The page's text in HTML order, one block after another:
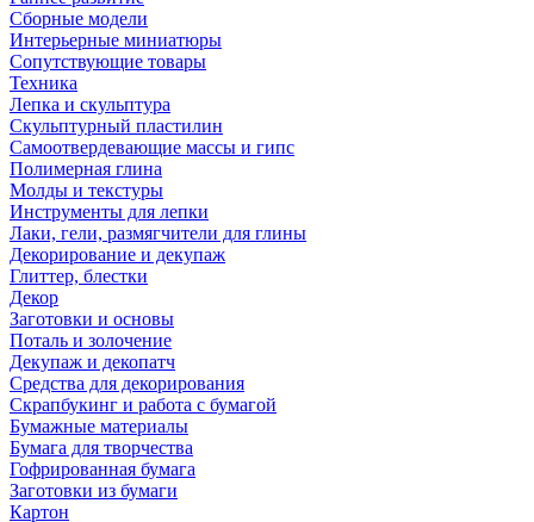
Сборные модели
Интерьерные миниатюры
Сопутствующие товары
Техника
Лепка и скульптура
Скульптурный пластилин
Самоотвердевающие массы и гипс
Полимерная глина
Молды и текстуры
Инструменты для лепки
Лаки, гели, размягчители для глины
Декорирование и декупаж
Глиттер, блестки
Декор
Заготовки и основы
Поталь и золочение
Декупаж и декопатч
Средства для декорирования
Скрапбукинг и работа с бумагой
Бумажные материалы
Бумага для творчества
Гофрированная бумага
Заготовки из бумаги
Картон